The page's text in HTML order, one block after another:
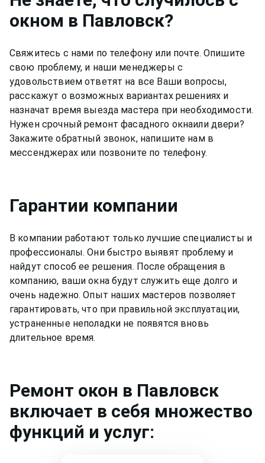
окном в Павловск?
Свяжитесь с нами по телефону или почте. Опишите
свою проблему, и наши менеджеры с
удовольствием ответят на все Ваши вопросы,
расскажут о возможных вариантах решениях и
назначат время выезда мастера при необходимости.
Нужен срочный ремонтфасадного окнаили двери?
Закажите обратный звонок, напишите нам в
мессенджерах или позвоните по телефону.
Гарантии компании
В компании работают только лучшие специалисты и
профессионалы. Они быстро выявят проблему и
найдут способ ее решения. После обращения в
компанию, ваши окна будут служить еще долго и
очень надежно. Опыт наших мастеров позволяет
гарантировать, что при правильной эксплуатации,
устраненные неполадки не появятся вновь
длительное время.
Ремонт окон в Павловск
включает в себя множество
функций и услуг: